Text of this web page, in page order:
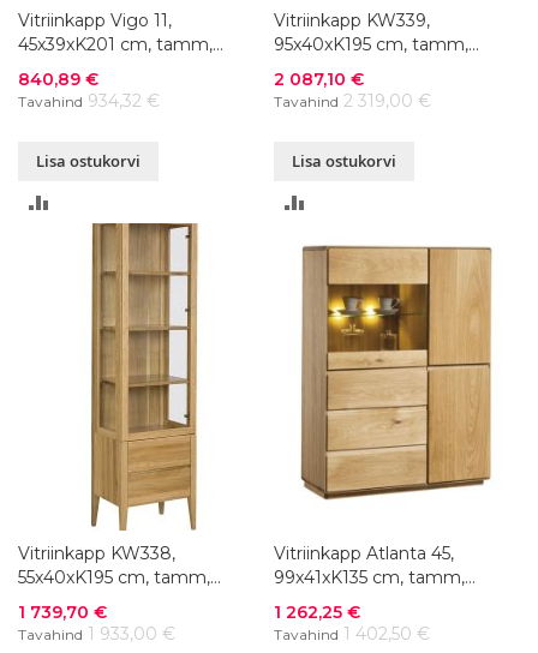
Vitriinkapp Vigo 11,
45x39xK201 cm, tamm,
õlitatud
Soodushind
840,89 €
Tavahind 934,32 €
Lisa ostukorvi
VÕRDLUSESSE
Vitriinkapp KW339,
95x40xK195 cm, tamm,
värvivalik
Soodushind
2 087,10 €
Tavahind 2 319,00 €
Lisa ostukorvi
VÕRDLUSESSE
Vitriinkapp KW338,
55x40xK195 cm, tamm,
värvivalik
Soodushind
1 739,70 €
Tavahind 1 933,00 €
Vitriinkapp Atlanta 45,
99x41xK135 cm, tamm,
õlitatud
Soodushind
1 262,25 €
Tavahind 1 402,50 €